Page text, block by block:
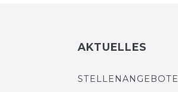
AKTUELLES
STELLENANGEBOTE